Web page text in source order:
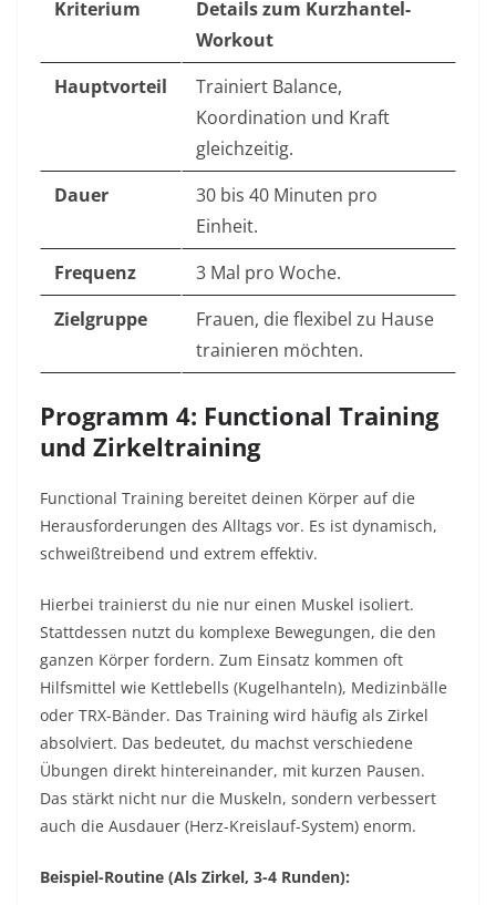
Kriterium
Details zum Kurzhantel-
Workout
Hauptvorteil
Trainiert Balance,
Koordination und Kraft
gleichzeitig.
Dauer
30 bis 40 Minuten pro
Einheit.
Frequenz
3 Mal pro Woche.
Zielgruppe
Frauen, die flexibel zu Hause
trainieren möchten.
Programm 4: Functional Training
und Zirkeltraining
Functional Training bereitet deinen Körper auf die
Herausforderungen des Alltags vor. Es ist dynamisch,
schweißtreibend und extrem effektiv.
Hierbei trainierst du nie nur einen Muskel isoliert.
Stattdessen nutzt du komplexe Bewegungen, die den
ganzen Körper fordern. Zum Einsatz kommen oft
Hilfsmittel wie Kettlebells (Kugelhanteln), Medizinbälle
oder TRX-Bänder. Das Training wird häufig als Zirkel
absolviert. Das bedeutet, du machst verschiedene
Übungen direkt hintereinander, mit kurzen Pausen.
Das stärkt nicht nur die Muskeln, sondern verbessert
auch die Ausdauer (Herz-Kreislauf-System) enorm.
Beispiel-Routine (Als Zirkel, 3-4 Runden):